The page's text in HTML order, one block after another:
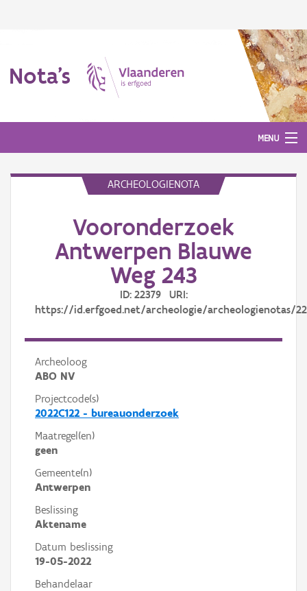
Nota's
MENU
ARCHEOLOGIENOTA
Vooronderzoek
Antwerpen Blauwe
Weg 243
ID: 22379 URI:
https://id.erfgoed.net/archeologie/archeologienotas/
Archeoloog
ABO NV
Projectcode(s)
2022C122 - bureauonderzoek
Maatregel(en)
geen
Gemeente(n)
Antwerpen
Beslissing
Aktename
Datum beslissing
19-05-2022
Behandelaar